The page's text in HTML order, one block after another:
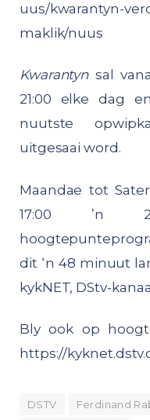
uus/kwarantyn-
maklik/nuus
Kwarantynsal
21:00 elke dag
nuutste
uitgesaai word.
Maandae tot
17:00 ’n
dit ‘n 48 minuut
kykNET, DStv-
Bly ook op
https://
DSTV Ferdinand